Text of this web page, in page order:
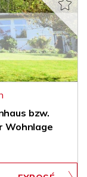
bzw.
Wohnlage